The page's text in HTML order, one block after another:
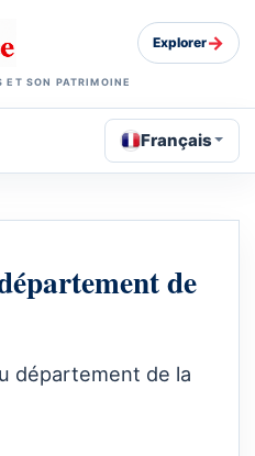
ET SON PATRIMOINE
Explorer→
Français
de
département de la